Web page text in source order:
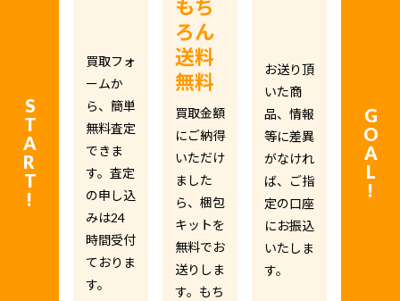
START!
買取フォ
ームか
ら、簡単
無料査定
できま
す。査定
の申し込
みは24
時間受付
ておりま
す。
もち
ろん
送料
無料
買取金額
にご納得
いただけ
ました
ら、梱包
キットを
無料でお
送りしま
す。もち
お送り頂
いた商
品、情報
等に差異
がなけれ
ば、ご指
定の口座
にお振込
いたしま
す。
GOAL!